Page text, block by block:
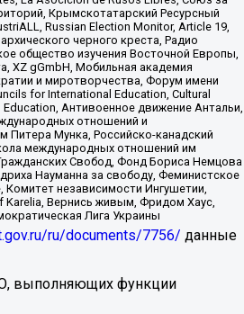
Крымскотатарский Ресурсный
Russian Election Monitor, Article 19,
черного креста, Радио
общество изучения Восточной Европы,
XZ gGmbH, Мобильная академия
и миротворчества, Форум имени
for International Education, Cultural
Антивоенное движение Антальи,
отношений и
Питера Мунка, Российско-канадский
международных отношений им
Свобод, Фонд Бориса Немцова
Науманна за свободу, Феминистское
Комитет независимости Ингушетии,
Karelia, Вернись живым, Фридом Хаус,
Лига Украины
ru/documents/7756/ данные
выполняющих функции